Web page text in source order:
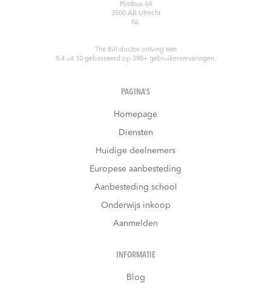
Postbus 64
3500 AB Utrecht
NL
The Bill doctorontving een
9.4uit 10gebasseerd op 390+ gebruikerservaringen.
PAGINA’S
Homepage
Diensten
Huidige deelnemers
Europese aanbesteding
Aanbesteding school
Onderwijs inkoop
Aanmelden
INFORMATIE
Blog